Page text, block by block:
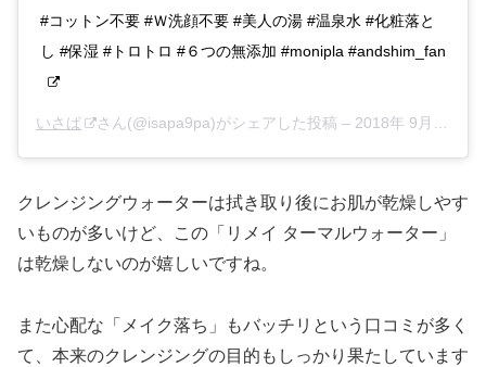
#コットン不要 #Ｗ洗顔不要 #美人の湯 #温泉水 #化粧落と
し #保湿 #トロトロ #６つの無添加 #monipla #andshim_fan
いさぱ さん(@isapa9pa)がシェアした投稿 – 2018年 9月月25日午後5時36分PDT
クレンジングウォーターは拭き取り後にお肌が乾燥しやす
いものが多いけど、この「リメイ ターマルウォーター」
は乾燥しないのが嬉しいですね。
また心配な「メイク落ち」もバッチリという口コミが多く
て、本来のクレンジングの目的もしっかり果たしています